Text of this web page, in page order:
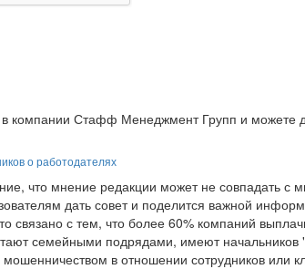
компании Стафф Менеджмент Групп и можете
о работодателях
что мнение редакции может не совпадать с
дать совет и поделится важной
связано с тем, что более 60% компаний
семейными подрядами, имеют начальников
в отношении сотрудников или